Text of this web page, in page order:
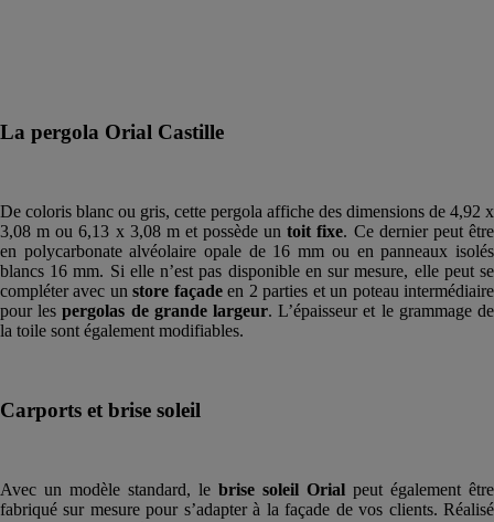
La pergola Orial Castille
De coloris blanc ou gris, cette pergola affiche des dimensions de 4,92 x
3,08 m ou 6,13 x 3,08 m et possède untoit fixe. Ce dernier peut être
en polycarbonate alvéolaire opale de 16 mm ou en panneaux isolés
blancs 16 mm. Si elle n’est pas disponible en sur mesure, elle peut se
compléter avec unstore façadeen 2 parties et un poteau intermédiaire
pour lespergolas de grande largeur. L’épaisseur et le grammage de
la toile sont également modifiables.
Carports et brise soleil
Avec un modèle standard, le brise soleil Orial peut également être
fabriqué sur mesure pour s’adapter à la façade de vos clients. Réalisé